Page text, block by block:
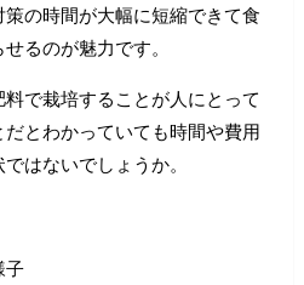
の時間が大幅に短縮できて食
るのが魅力です。
で栽培することが人にとって
とわかっていても時間や費用
はないでしょうか。
子